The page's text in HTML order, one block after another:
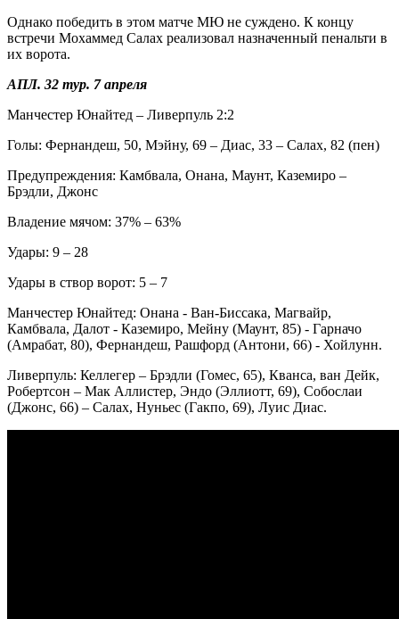
Однако победить в этом матче МЮ не суждено. К концу
встречи Мохаммед Салах реализовал назначенный пенальти в
их ворота.
АПЛ. 32 тур. 7 апреля
Манчестер Юнайтед – Ливерпуль 2:2
Голы: Фернандеш, 50, Мэйну, 69 – Диас, 33 – Салах, 82 (пен)
Предупреждения: Камбвала, Онана, Маунт, Каземиро –
Брэдли, Джонс
Владение мячом: 37% – 63%
Удары: 9 – 28
Удары в створ ворот: 5 – 7
Манчестер Юнайтед: Онана - Ван-Биссака, Магвайр,
Камбвала, Далот - Каземиро, Мейну (Маунт, 85) - Гарначо
(Амрабат, 80), Фернандеш, Рашфорд (Антони, 66) - Хойлунн.
Ливерпуль: Келлегер – Брэдли (Гомес, 65), Кванса, ван Дейк,
Робертсон – Мак Аллистер, Эндо (Эллиотт, 69), Собослаи
(Джонс, 66) – Салах, Нуньес (Гакпо, 69), Луис Диас.